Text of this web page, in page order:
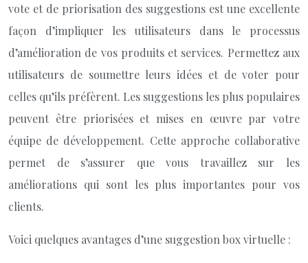
vote et de priorisation des suggestions est une excellente
façon d’impliquer les utilisateurs dans le processus
d’amélioration de vos produits et services. Permettez aux
utilisateurs de soumettre leurs idées et de voter pour
celles qu’ils préfèrent. Les suggestions les plus populaires
peuvent être priorisées et mises en œuvre par votre
équipe de développement. Cette approche collaborative
permet de s’assurer que vous travaillez sur les
améliorations qui sont les plus importantes pour vos
clients.
Voici quelques avantages d’une suggestion box virtuelle :